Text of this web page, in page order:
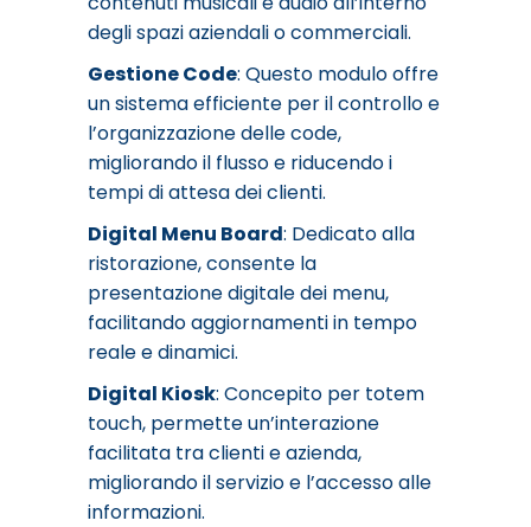
degli spazi aziendali o commerciali.
Gestione Code: Questo modulo offre
un sistema efficiente per il controllo e
l’organizzazione delle code,
migliorando il flusso e riducendo i
tempi di attesa dei clienti.
Digital Menu Board: Dedicato alla
ristorazione, consente la
presentazione digitale dei menu,
facilitando aggiornamenti in tempo
reale e dinamici.
Digital Kiosk: Concepito per totem
touch, permette un’interazione
facilitata tra clienti e azienda,
migliorando il servizio e l’accesso alle
informazioni.